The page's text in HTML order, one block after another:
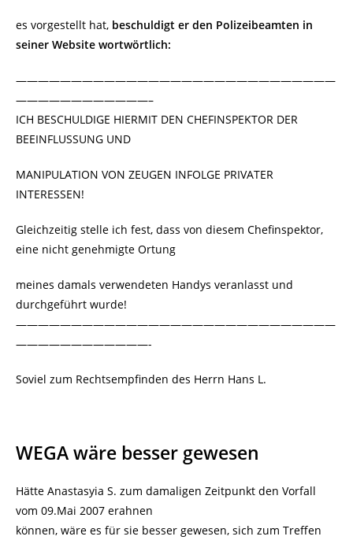
es vorgestellt hat, beschuldigt er den Polizeibeamten in
seiner Website wortwörtlich:
—————————————————————————————
————————————–
ICH BESCHULDIGE HIERMIT DEN CHEFINSPEKTOR DER
BEEINFLUSSUNG UND
MANIPULATION VON ZEUGEN INFOLGE PRIVATER
INTERESSEN!
Gleichzeitig stelle ich fest, dass von diesem Chefinspektor,
eine nicht genehmigte Ortung
meines damals verwendeten Handys veranlasst und
durchgeführt wurde!
—————————————————————————————
————————————-
Soviel zum Rechtsempfinden des Herrn Hans L.
WEGA wäre besser gewesen
Hätte Anastasyia S. zum damaligen Zeitpunkt den Vorfall
vom 09.Mai 2007 erahnen
können, wäre es für sie besser gewesen, sich zum Treffen